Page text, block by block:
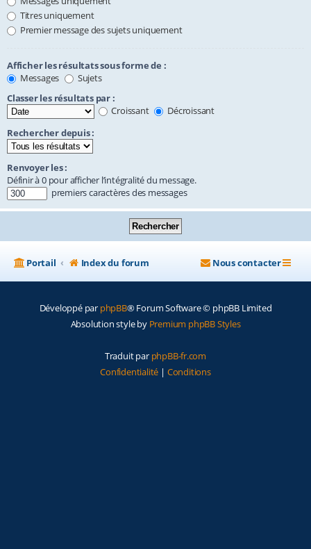
Titres uniquement
Premier message des sujets uniquement
Afficher les résultats sous forme de :
Messages
Sujets
Classer les résultats par :
Croissant
Décroissant
Rechercher depuis :
Renvoyer les :
Définir à 0 pour afficher l’intégralité du message.
premiers caractères des messages
Portail Index du forum Nous contacter
Développé par phpBB® Forum Software © phpBB Limited
Absolution style by Premium phpBB Styles
Traduit par phpBB-fr.com
Confidentialité | Conditions